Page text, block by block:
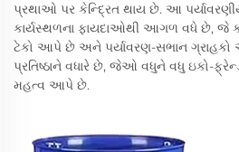
પ્રથાઓ પર કેન્દ્રિત થાય છે. આ પર્યાવરણીય
કાર્યસ્થળના ફાયદાઓથી આગળ વધે છે, જે
ટેકો આપે છે અને પર્યાવરણ-સભાન ગ્રાહકો
પ્રતિષ્ઠાને વધારે છે, જેઓ વધુને વધુ ઇકો-
મહત્વ આપે છે.